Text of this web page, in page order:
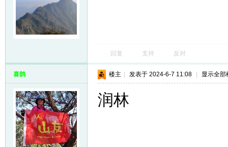
回复 支持 反对
喜鹊 楼主 发表于 2024-6-7 11:08 显示全部
润林